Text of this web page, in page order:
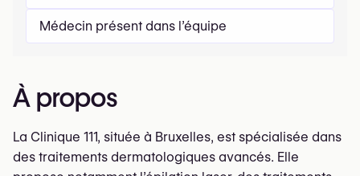
Médecin présent dans l’équipe
À propos
La Clinique 111, située à Bruxelles, est spécialisée dans
des traitements dermatologiques avancés. Elle